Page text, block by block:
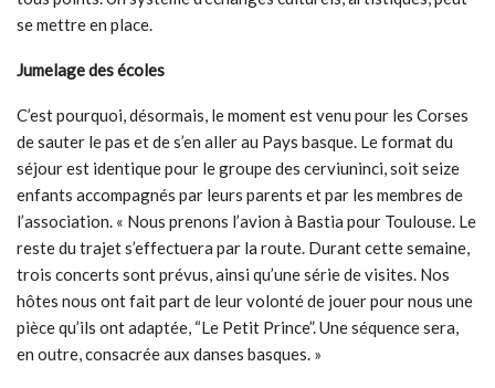
se mettre en place.
Jumelage des écoles
C’est pourquoi, désormais, le moment est venu pour les Corses
de sauter le pas et de s’en aller au Pays basque. Le format du
séjour est identique pour le groupe des cerviuninci, soit seize
enfants accompagnés par leurs parents et par les membres de
l’association. « Nous prenons l’avion à Bastia pour Toulouse. Le
reste du trajet s’effectuera par la route. Durant cette semaine,
trois concerts sont prévus, ainsi qu’une série de visites. Nos
hôtes nous ont fait part de leur volonté de jouer pour nous une
pièce qu’ils ont adaptée, “Le Petit Prince”. Une séquence sera,
en outre, consacrée aux danses basques. »